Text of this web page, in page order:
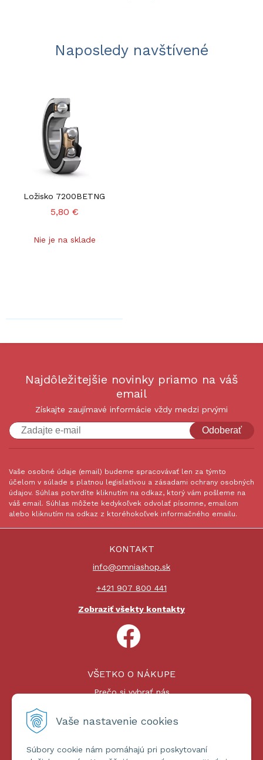
Vaše nastavenie cookies
Súbory cookie nám pomáhajú pri poskytovaní
Naposledy navštívené
Ložisko 7200BETNG
5,80 €
Nie je na sklade
Najdôležitejšie novinky priamo na váš
email
Získajte zaujímavé informácie vždy medzi prvými
Odoberať
Vaše osobné údaje (email) budeme spracovávať len za týmto
účelom v súlade s platnou legislatívou a zásadami ochrany osobných
údajov. Súhlas potvrdíte kliknutím na odkaz, ktorý vám pošleme na
váš email. Súhlas môžete kedykoľvek odvolať písomne, emailom
alebo kliknutím na odkaz z ktoréhokoľvek informačného emailu.
KONTAKT
info@omniashop.sk
+421 907 800 441
Zobraziť všekty kontakty
VŠETKO O NÁKUPE
Prečo si vybrať nás
Platby a doprava